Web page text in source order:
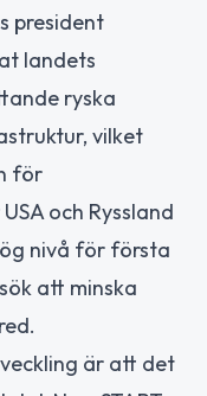
president
landets
ryska
vilket
för
och Ryssland
nivå för första
att minska
är att det